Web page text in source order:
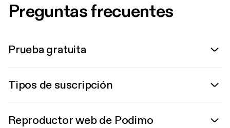
Preguntas frecuentes
Prueba gratuita
Tipos de suscripción
Reproductor web de Podimo